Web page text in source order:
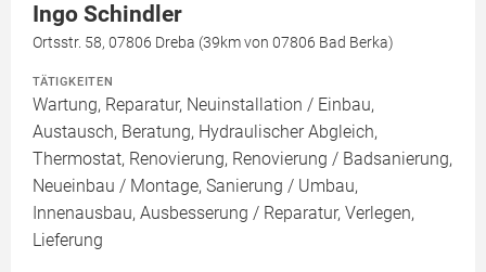
Ingo Schindler
Ortsstr. 58, 07806 Dreba (39km von 07806 Bad Berka)
TÄTIGKEITEN
Wartung, Reparatur, Neuinstallation / Einbau,
Austausch, Beratung, Hydraulischer Abgleich,
Thermostat, Renovierung, Renovierung / Badsanierung,
Neueinbau / Montage, Sanierung / Umbau,
Innenausbau, Ausbesserung / Reparatur, Verlegen,
Lieferung